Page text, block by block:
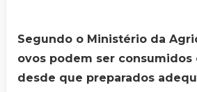
Segundo o Ministério da
ovos podem ser consumidos
desde que preparados